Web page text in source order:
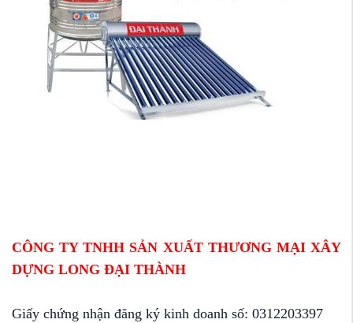
CÔNG TY TNHH SẢN XUẤT THƯƠNG MẠI XÂY
DỰNG LONG ĐẠI THÀNH
Giấy chứng nhận đăng ký kinh doanh số: 0312203397